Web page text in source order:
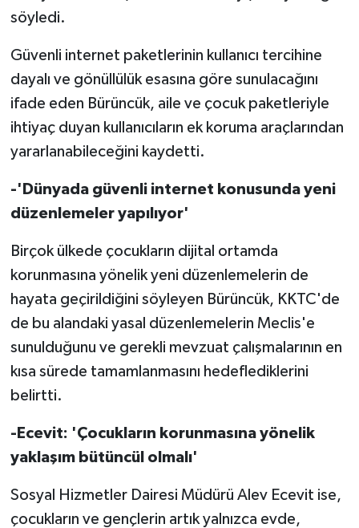
söyledi.
Güvenli internet paketlerinin kullanıcı tercihine
dayalı ve gönüllülük esasına göre sunulacağını
ifade eden Bürüncük, aile ve çocuk paketleriyle
ihtiyaç duyan kullanıcıların ek koruma araçlarından
yararlanabileceğini kaydetti.
-'Dünyada güvenli internet konusunda yeni
düzenlemeler yapılıyor'
Birçok ülkede çocukların dijital ortamda
korunmasına yönelik yeni düzenlemelerin de
hayata geçirildiğini söyleyen Bürüncük, KKTC'de
de bu alandaki yasal düzenlemelerin Meclis'e
sunulduğunu ve gerekli mevzuat çalışmalarının en
kısa sürede tamamlanmasını hedeflediklerini
belirtti.
-Ecevit: 'Çocukların korunmasına yönelik
yaklaşım bütüncül olmalı'
Sosyal Hizmetler Dairesi Müdürü Alev Ecevit ise,
çocukların ve gençlerin artık yalnızca evde,